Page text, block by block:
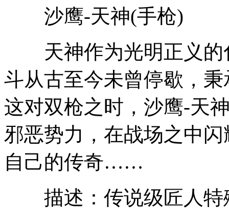
沙鹰-天神(手枪)
天神作为光明正义的
斗从古至今未曾停歇，
这对双枪之时，沙鹰-天
邪恶势力，在战场之中
自己的传奇……
描述：传说级匠人特